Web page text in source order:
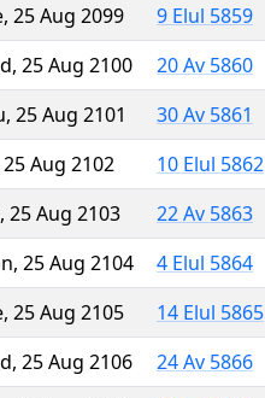
25 Aug 2099
9 Elul 5859
25 Aug 2100
20 Av 5860
25 Aug 2101
30 Av 5861
25 Aug 2102
10 Elul 5862
25 Aug 2103
22 Av 5863
25 Aug 2104
4 Elul 5864
25 Aug 2105
14 Elul 5865
25 Aug 2106
24 Av 5866